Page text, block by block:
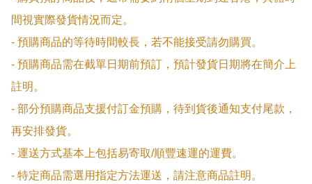
間視實際發貨情況而定。
- 預購商品的等待時間較長，若不能接受請勿購買。
- 預購商品需在截單日期前預訂，預計發貨日期將在簡介上
註明。
- 部分預購商品支援付訂金預購，待到貨後通知支付尾款，
再安排發貨。
- 運送方式基本上包括易寄取/順豐速運的運費。
- 特定商品需選用指定方法運送，請注意商品註明。